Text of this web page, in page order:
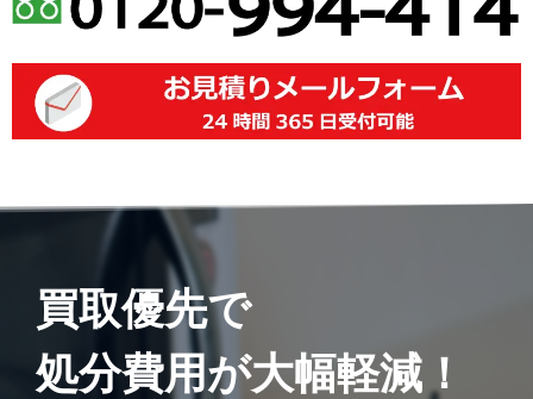
買取優先で
処分費用が大幅軽減！